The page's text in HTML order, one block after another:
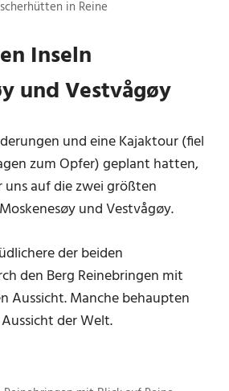
in Reine
Inseln
und Vestvågøy
und eine Kajaktour (fiel
zum Opfer) geplant hatten,
auf die zwei größten
und Vestvågøy.
der beiden
den Berg Reinebringen mit
Aussicht. Manche behaupten
der Welt.